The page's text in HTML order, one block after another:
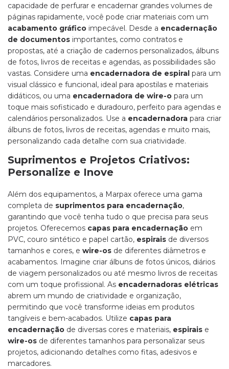
capacidade de perfurar e encadernar grandes volumes de
páginas rapidamente, você pode criar materiais com um
acabamento gráfico impecável. Desde a encadernação
de documentos importantes, como contratos e
propostas, até a criação de cadernos personalizados, álbuns
de fotos, livros de receitas e agendas, as possibilidades são
vastas. Considere uma encadernadora de espiral para um
visual clássico e funcional, ideal para apostilas e materiais
didáticos, ou uma encadernadora de wire-o para um
toque mais sofisticado e duradouro, perfeito para agendas e
calendários personalizados. Use a encadernadora para criar
álbuns de fotos, livros de receitas, agendas e muito mais,
personalizando cada detalhe com sua criatividade.
Suprimentos e Projetos Criativos:
Personalize e Inove
Além dos equipamentos, a Marpax oferece uma gama
completa de suprimentos para encadernação,
garantindo que você tenha tudo o que precisa para seus
projetos. Oferecemos capas para encadernação em
PVC, couro sintético e papel cartão, espirais de diversos
tamanhos e cores, e wire-os de diferentes diâmetros e
acabamentos. Imagine criar álbuns de fotos únicos, diários
de viagem personalizados ou até mesmo livros de receitas
com um toque profissional. As encadernadoras elétricas
abrem um mundo de criatividade e organização,
permitindo que você transforme ideias em produtos
tangíveis e bem-acabados. Utilize capas para
encadernação de diversas cores e materiais, espirais e
wire-os de diferentes tamanhos para personalizar seus
projetos, adicionando detalhes como fitas, adesivos e
marcadores.